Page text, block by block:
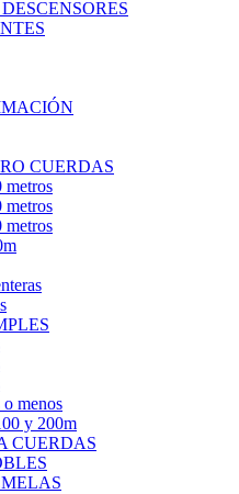
CUERDAS
metros
metros
metros
o menos
y 200m
CUERDAS